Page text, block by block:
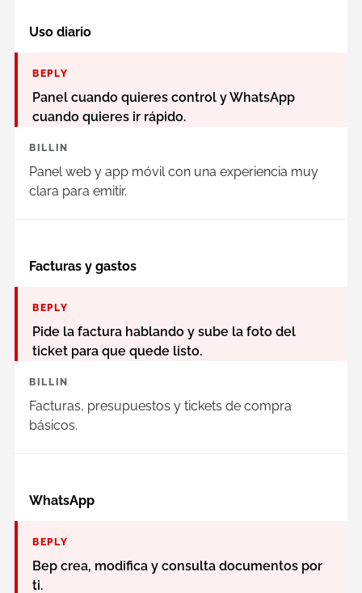
Uso diario
BEPLY
Panel cuando quieres control y WhatsApp
cuando quieres ir rápido.
BILLIN
Panel web y app móvil con una experiencia muy
clara para emitir.
Facturas y gastos
BEPLY
Pide la factura hablando y sube la foto del
ticket para que quede listo.
BILLIN
Facturas, presupuestos y tickets de compra
básicos.
WhatsApp
BEPLY
Bep crea, modifica y consulta documentos por
ti.